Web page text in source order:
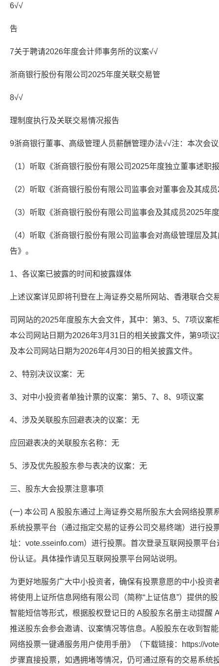
6√√
告
7关于聘请2026年度会计师事务所的议案√√
浙商银行股份有限公司2025年度关联交易管
8√√
理制度执行及关联交易情况报告
9浙商银行董事、高级管理人员薪酬管理办法√√注：本次会
（1）听取《浙商银行股份有限公司2025年度独立董事述职
（2）听取《浙商银行股份有限公司监事会对董事会及其成
（3）听取《浙商银行股份有限公司监事会及其成员2025年
（4）听取《浙商银行股份有限公司监事会对高级管理层及
告》。
1、各议案已披露的时间和披露媒体
上述议案详见即将刊登在上海证券交易所网站、香港联合交
司网站的2025年度股东大会文件，其中：第3、5、7项议案
本公司网站日期为2026年3月31日的相关披露文件，第9项
及本公司网站日期为2026年4月30日的相关披露文件。
2、特别决议议案：无
3、对中小投资者单独计票的议案：第5、7、8、9项议案
4、涉及关联股东回避表决的议案：无
应回避表决的关联股东名称：无
5、涉及优先股股东参与表决的议案：无
三、股东大会投票注意事项
(一) 本公司 A 股股东通过上海证券交易所股东大会网络投票
系统投票平台（通过指定交易的证券公司交易终端）进行投
址：vote.sseinfo.com）进行投票。首次登录互联网投票平
份认证。具体操作请见互联网投票平台网站说明。
为更好地服务广大中小投资者，确保有投票意愿的中小投资
将使用上证所信息网络有限公司（简称“上证信息”）提供的
智能短信等形式，根据股权登记日的 A股股东名册主动提醒
推送股东会参会邀请、议案情况等信息。A股股东在收到智
网络投票一键通服务用户使用手册》（下载链接：https://
步骤直接投票，如遇拥堵等情况，仍可通过原有的交易系统